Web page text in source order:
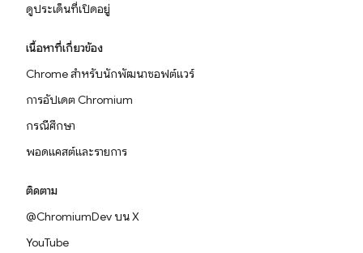
ดูประเด็นที่เปิดอยู่
เนื้อหาที่เกี่ยวข้อง
Chrome สำหรับนักพัฒนาซอฟต์แวร์
การอัปเดต Chromium
กรณีศึกษา
พอดแคสต์และรายการ
ติดตาม
@ChromiumDev บน X
YouTube